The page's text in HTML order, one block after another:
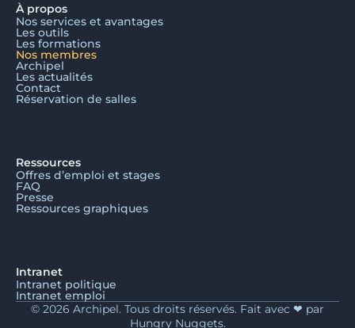
À propos
Nos services et avantages
Les outils
Les formations
Nos membres
Archipel
Les actualités
Contact
Réservation de salles
Ressources
Offres d’emploi et stages
FAQ
Presse
Ressources graphiques
Intranet
Intranet politique
Intranet emploi
© 2026 Archipel. Tous droits réservés. Fait avec ❤ par
Hungry Nuggets.